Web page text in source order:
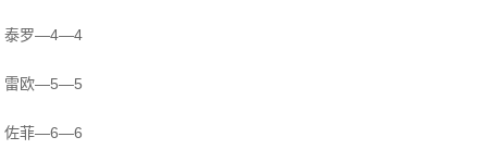
泰罗—4—4
雷欧—5—5
佐菲—6—6